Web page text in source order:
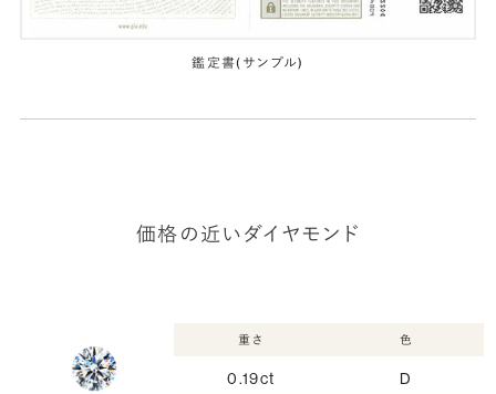
鑑定書(サンプル)
価格の近いダイヤモンド
重さ
0.19ct
色
D